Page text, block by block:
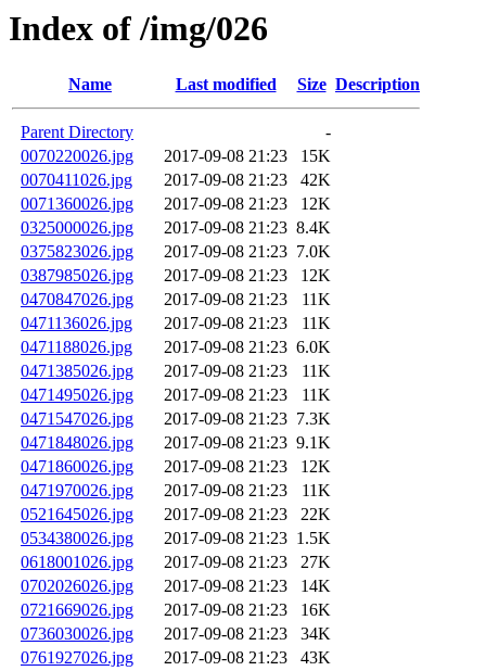
Index of /img/026
Name Last modified Size Description
Parent Directory
-
0070220026.jpg
2017-09-08 21:23
15K
0070411026.jpg
2017-09-08 21:23
42K
0071360026.jpg
2017-09-08 21:23
12K
0325000026.jpg
2017-09-08 21:23 8.4K
0375823026.jpg
2017-09-08 21:23 7.0K
0387985026.jpg
2017-09-08 21:23
12K
0470847026.jpg
2017-09-08 21:23
11K
0471136026.jpg
2017-09-08 21:23
11K
0471188026.jpg
2017-09-08 21:23 6.0K
0471385026.jpg
2017-09-08 21:23
11K
0471495026.jpg
2017-09-08 21:23
11K
0471547026.jpg
2017-09-08 21:23 7.3K
0471848026.jpg
2017-09-08 21:23 9.1K
0471860026.jpg
2017-09-08 21:23
12K
0471970026.jpg
2017-09-08 21:23
11K
0521645026.jpg
2017-09-08 21:23
22K
0534380026.jpg
2017-09-08 21:23 1.5K
0618001026.jpg
2017-09-08 21:23
27K
0702026026.jpg
2017-09-08 21:23
14K
0721669026.jpg
2017-09-08 21:23
16K
0736030026.jpg
2017-09-08 21:23
34K
0761927026.jpg
2017-09-08 21:23
43K